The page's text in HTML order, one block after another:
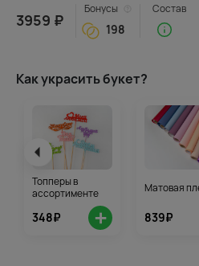
3959 ₽
Бонусы
198
Состав
Как украсить букет?
Топперы в
ассортименте
348₽ +
Матовая
839₽